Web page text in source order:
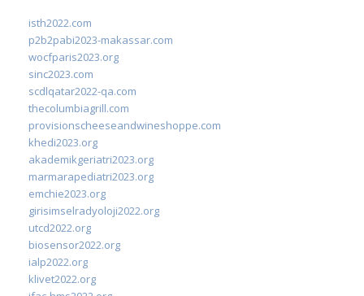
isth2022.com
p2b2pabi2023-makassar.com
wocfparis2023.org
sinc2023.com
scdlqatar2022-qa.com
thecolumbiagrill.com
provisionscheeseandwineshoppe.com
khedi2023.org
akademikgeriatri2023.org
marmarapediatri2023.org
emchie2023.org
girisimselradyoloji2022.org
utcd2022.org
biosensor2022.org
ialp2022.org
klivet2022.org